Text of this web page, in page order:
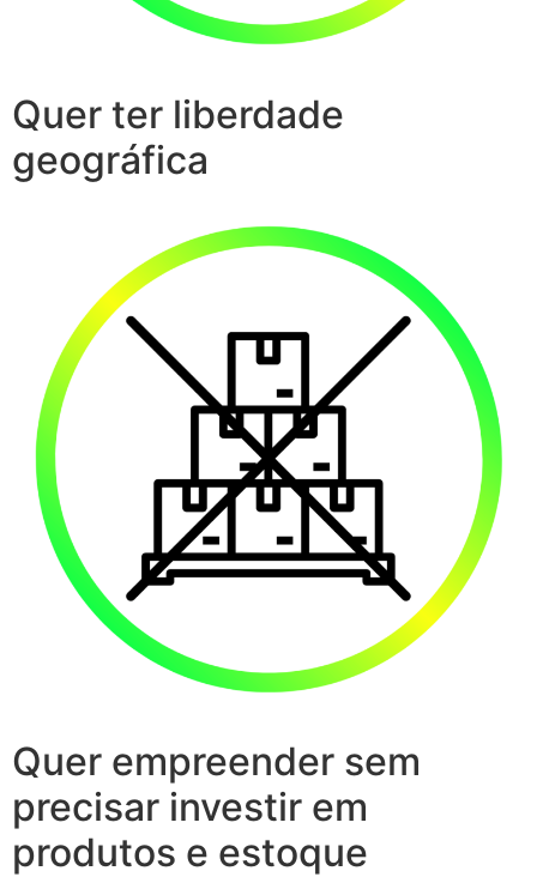
Quer ter liberdade
geográfica
Quer empreender sem
precisar investir em
produtos e estoque